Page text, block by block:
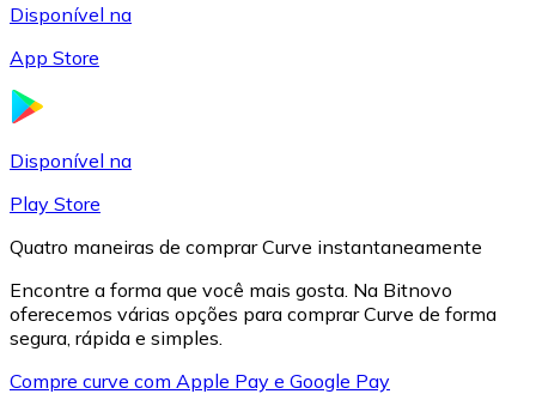
Disponível na
App Store
Disponível na
Play Store
Quatro maneiras de comprar Curve instantaneamente
Encontre a forma que você mais gosta. Na Bitnovo
oferecemos várias opções para comprar Curve de forma
segura, rápida e simples.
Compre curve com Apple Pay e Google Pay